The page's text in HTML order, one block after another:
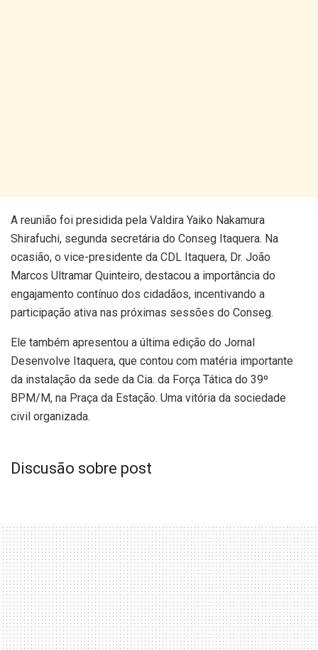
A reunião foi presidida pela Valdira Yaiko Nakamura
Shirafuchi, segunda secretária do Conseg Itaquera. Na
ocasião, o vice-presidente da CDL Itaquera, Dr. João
Marcos Ultramar Quinteiro, destacou a importância do
engajamento contínuo dos cidadãos, incentivando a
participação ativa nas próximas sessões do Conseg.
Ele também apresentou a última edição do Jornal
Desenvolve Itaquera, que contou com matéria importante
da instalação da sede da Cia. da Força Tática do 39º
BPM/M, na Praça da Estação. Uma vitória da sociedade
civil organizada.
Discusão sobre post